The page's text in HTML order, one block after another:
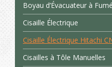
Boyau d’Évacuateur à
Cisaille Électrique
Cisaille Électrique Hitachi
Cisailles à Tôle Manuelles